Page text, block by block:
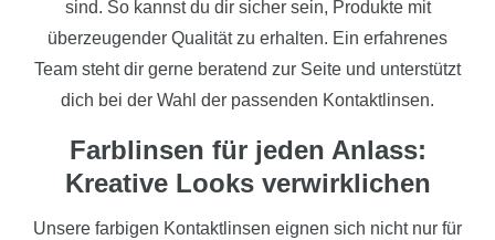
sind. So kannst du dir sicher sein, Produkte mit
überzeugender Qualität zu erhalten. Ein erfahrenes
Team steht dir gerne beratend zur Seite und unterstützt
dich bei der Wahl der passenden Kontaktlinsen.
Farblinsen für jeden Anlass:
Kreative Looks verwirklichen
Unsere farbigen Kontaktlinsen eignen sich nicht nur für